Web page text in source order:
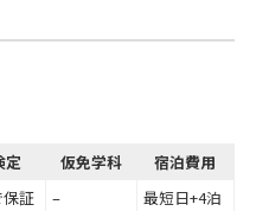
定 仮免学科
宿泊費用
証 –
最短日+4泊